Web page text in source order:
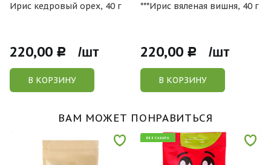
Ирис кедровый орех, 40 г
220,00 Р /шт
В КОРЗИНУ
***Ирис вяленая вишня, 40 г
220,00 Р /шт
В КОРЗИНУ
ВАМ МОЖЕТ ПОНРАВИТЬСЯ
БЕЗ САХАРА